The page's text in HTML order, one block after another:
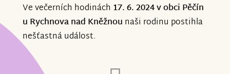
Ve večerních hodinách 17. 6. 2024 v obci Pěčín
u Rychnova nad Kněžnou naši rodinu postihla
nešťastná událost.